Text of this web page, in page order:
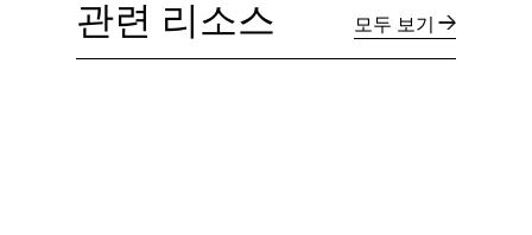
관련 리소스 모두 보기